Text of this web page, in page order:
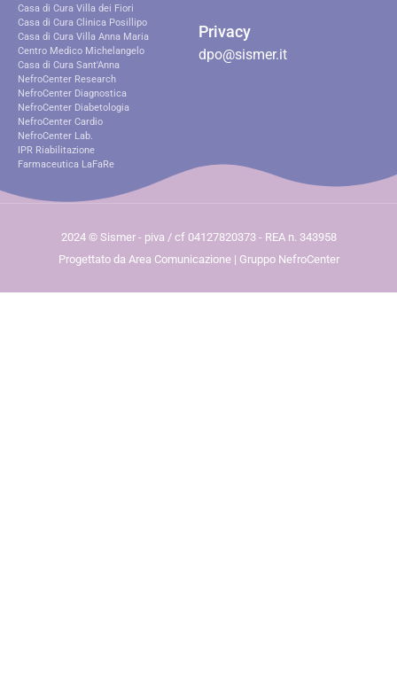
Casa di Cura Villa dei Fiori
Casa di Cura Clinica Posillipo
Casa di Cura Villa Anna Maria
Centro Medico Michelangelo
Casa di Cura Sant'Anna
NefroCenter Research
NefroCenter Diagnostica
NefroCenter Diabetologia
NefroCenter Cardio
NefroCenter Lab.
IPR Riabilitazione
Farmaceutica LaFaRe
Privacy
dpo@sismer.it
2024 © Sismer - piva / cf 04127820373 - REA n. 343958
Progettato da Area Comunicazione | Gruppo NefroCenter